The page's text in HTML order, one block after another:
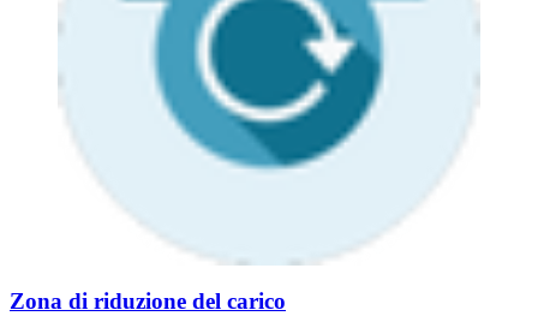
Zona di riduzione del carico